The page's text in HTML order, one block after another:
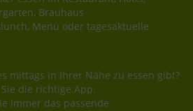
Brauhaus
Menü oder tagesaktuelle
mittags in Ihrer Nähe zu essen gibt?
die richtige App.
immer das passende